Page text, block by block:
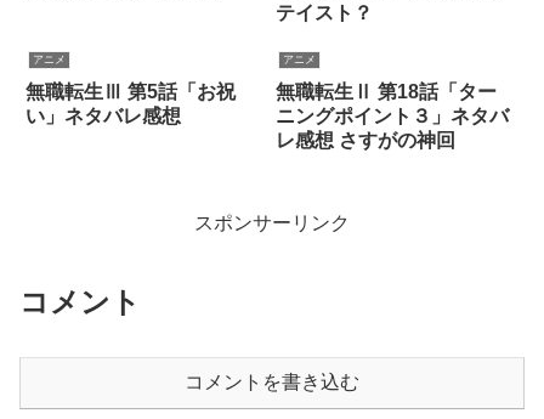
テイスト？
アニメ
無職転生Ⅲ 第5話「お祝
い」ネタバレ感想
アニメ
無職転生Ⅱ 第18話「ター
ニングポイント３」ネタバ
レ感想 さすがの神回
スポンサーリンク
コメント
コメントを書き込む